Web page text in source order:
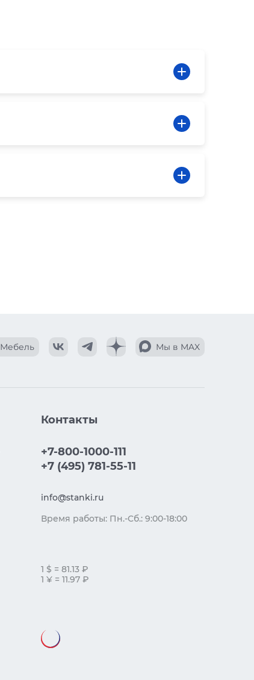
Мебель Мы в MAX
Контакты
+7-800-1000-111
+7 (495) 781-55-11
info@stanki.ru
Время работы: Пн.-Сб.: 9:00-18:00
1 $ = 81.13 ₽
1 ¥ = 11.97 ₽